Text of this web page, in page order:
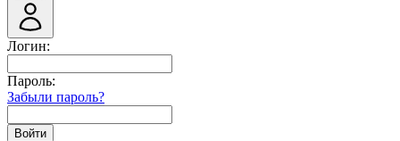
Логин:
Пароль:
Забыли пароль?
Войти